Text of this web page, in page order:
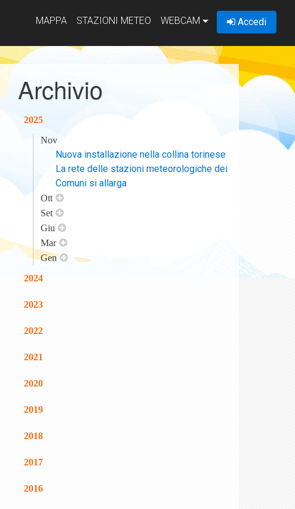
MAPPA STAZIONI METEO WEBCAM Accedi
Archivio
2025
Nov
Nuova installazione nella collina torinese
La rete delle stazioni meteorologiche dei
Comuni si allarga
Ott
Set
Giu
Mar
Gen
2024
2023
2022
2021
2020
2019
2018
2017
2016